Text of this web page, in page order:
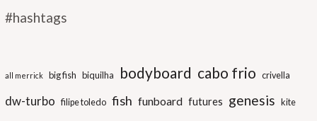
#hashtags
all merrick big fish biquilha bodyboard cabo frio crivella
dw-turbo filipe toledo fish funboard futures genesis kite